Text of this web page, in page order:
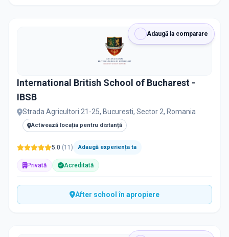
Adaugă la comparare
International British School of Bucharest -
IBSB
Strada Agricultori 21-25, Bucuresti, Sector 2, Romania
Activează locația pentru distanță
5.0 (11 ) Adaugă experiența ta
Privată Acreditată
After school în apropiere